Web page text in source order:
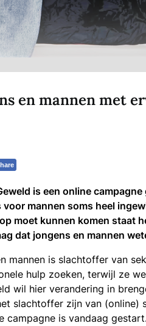
en mannen met
is een online
mannen soms heel
moet kunnen komen staat
dat jongens en mannen
mannen is slachtoffer van
hulp zoeken, terwijl ze
wil hier verandering in
slachtoffer zijn van (online)
campagne is vandaag